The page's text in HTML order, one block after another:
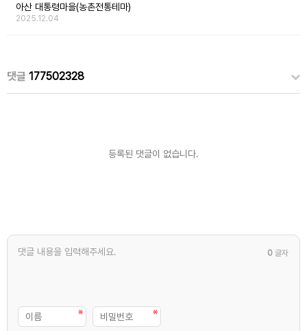
아산 대통령마을(농촌전통테마)
2025.12.04
댓글 177502328
등록된 댓글이 없습니다.
0 글자